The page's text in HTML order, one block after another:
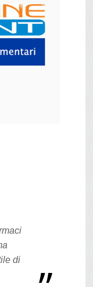
di